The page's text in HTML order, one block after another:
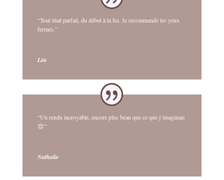
“Tout était parfait, du début à la fin. Je recommande les yeux
fermés.”
Léa
“Un rendu incroyable, encore plus beau que ce que j’imaginais
😍”
Nathalie